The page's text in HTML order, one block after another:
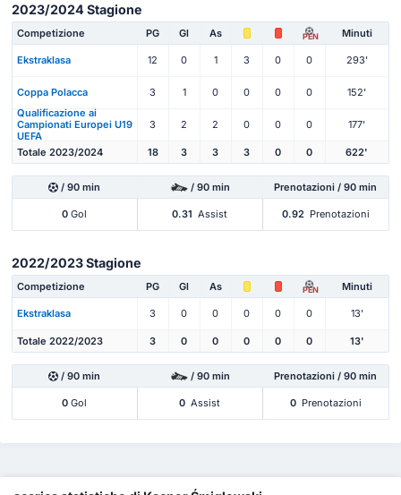
2023/2024 Stagione
Competizione PG Gl As PEN Minuti
Ekstraklasa 12 0 1 3 0 0 293'
Coppa Polacca 3 1 0 0 0 0
152'
Qualificazione ai
Campionati Europei U19
UEFA
3 2 2 0 0 0 177'
Totale 2023/2024 18 3 3 3 0 0 622'
/ 90 min / 90 min Prenotazioni / 90 min
0 Gol 0.31 Assist 0.92 Prenotazioni
2022/2023 Stagione
Competizione PG Gl As PEN Minuti
Ekstraklasa 3 0 0 0 0 0 13'
Totale 2022/2023 3 0 0 0 0 0 13'
/ 90 min / 90 min Prenotazioni / 90 min
0 Gol 0 Assist 0 Prenotazioni